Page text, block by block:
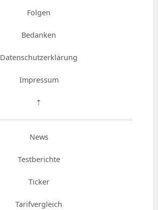
Folgen
Bedanken
Datenschutzerklärung
Impressum
⇡
News
Testberichte
Ticker
Tarifvergleich